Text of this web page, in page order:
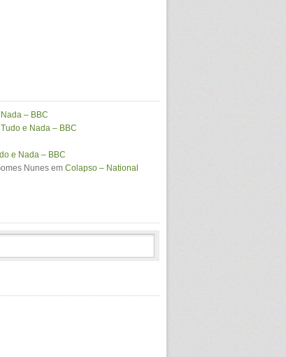
– BBC
Tudo e Nada – BBC
e Nada – BBC
Nunes em Colapso – National